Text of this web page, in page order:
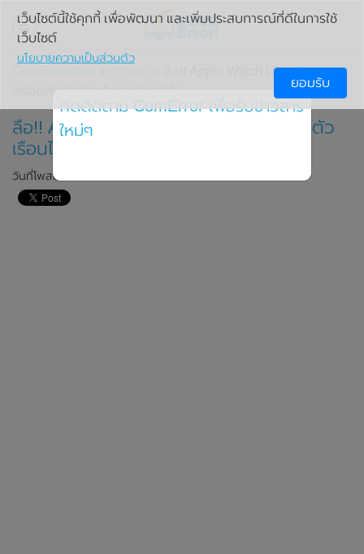
» ลือ!! Apple Watch Ultra 2 จะมา
ลือ!! Apple Watch Ultra 2 จะมาพร้อมกับตัว
เรือนไทเทเนียมสีดำ
วันที่โพสต์: 3 สิงหาคม 2023
เว็บไซต์นี้ใช้คุกกี้ เพื่อพัฒนา และเพิ่มประสบการณ์ที่ดีในการใช้
เว็บไซต์
นโยบายความเป็นส่วนตัว
ยอมรับ
กดติดตาม ComError เพื่อรับข่าวสาร
ใหม่ๆ